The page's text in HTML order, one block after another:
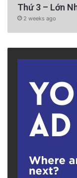
Thứ 3 – Lớn
2 weeks ago